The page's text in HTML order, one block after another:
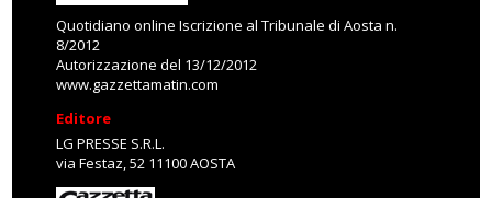
Quotidiano online Iscrizione al Tribunale di Aosta n.
8/2012
Autorizzazione del 13/12/2012
www.gazzettamatin.com
Editore
LG PRESSE S.R.L.
via Festaz, 52 11100 AOSTA